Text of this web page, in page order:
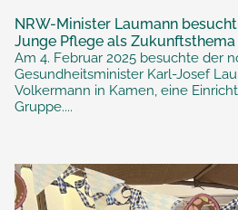
NRW-Minister Laumann
Junge Pflege als Zukunftsthema
Am 4. Februar 2025 besuchte der
Gesundheitsminister Karl-Josef
Volkermann in Kamen, eine
Gruppe....